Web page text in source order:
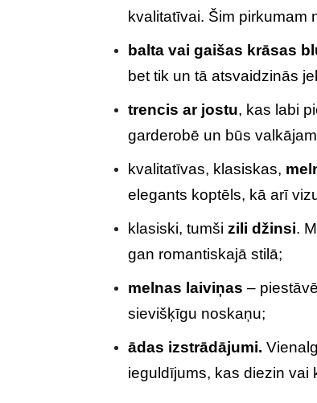
kvalitatīvai. Šim pirkumam
balta vai gaišas krāsas
bet tik un tā atsvaidzinās
trencis ar jostu, kas labi
garderobē un būs
kvalitatīvas, klasiskas,
elegants koptēls, kā arī
klasiski, tumši zili džinsi.
gan romantiskajā stilā;
melnas laiviņas –
sievišķīgu noskaņu;
ādas izstrādājumi.
ieguldījums, kas diezin vai